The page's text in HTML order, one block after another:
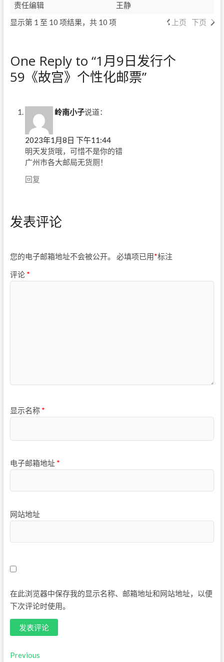
责任编辑
王静
显示第 1 至 10 项结果，共 10 项
上页 下页
One Reply to “1月9日发行个
59《故宫》个性化邮票”
岭南小子说道：
2023年1月8日 下午11:44
明天发货哦，可惜不是你的错
广州市各大邮局无货厕！
回复
发表评论
您的电子邮箱地址不会被公开。 必填项已用*标注
评论 *
显示名称 *
电子邮箱地址 *
网站地址
在此浏览器中保存我的显示名称、邮箱地址和网站地址，以便
下次评论时使用。
文
PreviousPrevious